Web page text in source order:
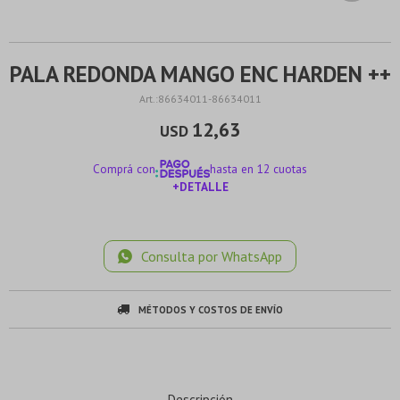
PALA REDONDA MANGO ENC HARDEN ++
86634011-86634011
USD 12,63
Comprá con
hasta en 12 cuotas
+DETALLE
Consulta por WhatsApp
MÉTODOS Y COSTOS DE ENVÍO